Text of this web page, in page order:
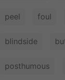
peel foul
blindside
posthumous